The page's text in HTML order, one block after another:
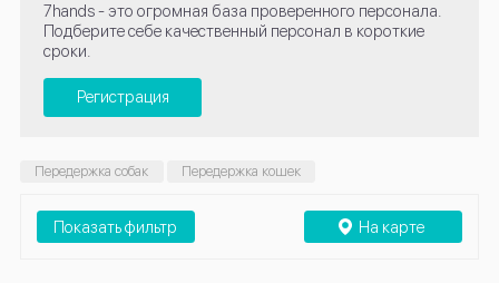
7hands - это огромная база проверенного персонала.
Подберите себе качественный персонал в короткие
сроки.
Регистрация
Передержка собак Передержка кошек
На карте
Показать фильтр